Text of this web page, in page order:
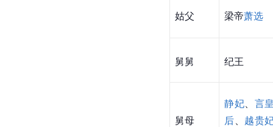
姑父 梁帝萧选
舅舅 纪王
舅母
静妃
言
后
越贵